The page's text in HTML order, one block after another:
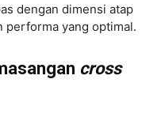
dengan dimensi atap
performa yang optimal.
cross